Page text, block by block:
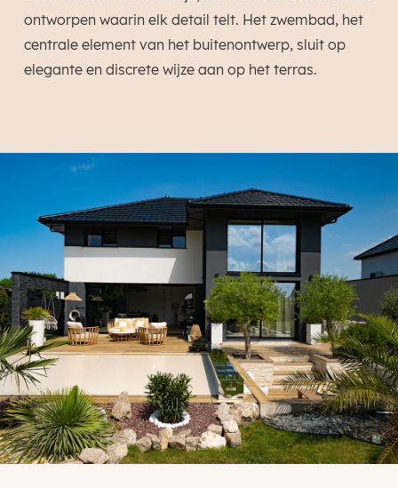
ontworpen waarin elk detail telt. Het zwembad, het
centrale element van het buitenontwerp, sluit op
elegante en discrete wijze aan op het terras.